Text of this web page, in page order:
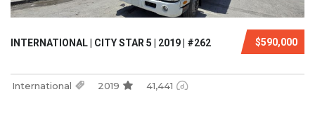
$590,000
INTERNATIONAL | CITY STAR 5 | 2019 | #262
International 2019 41,441